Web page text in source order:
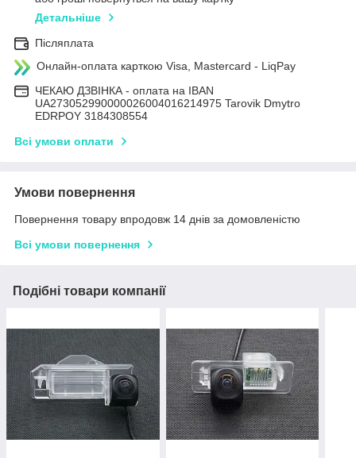
Детальніше
Післяплата
Онлайн-оплата карткою Visa, Mastercard - LiqPay
ЧЕКАЮ ДЗВІНКА - оплата на IBAN
UA273052990000026004016214975 Tarovik Dmytro
EDRPOY 3184308554
Всі умови оплати
Умови повернення
Повернення товару впродовж 14 днів за домовленістю
Всі умови повернення
Подібні товари компанії